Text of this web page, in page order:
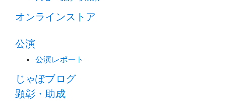
オンラインストア
公演
公演レポート
じゃぽブログ
顕彰・助成